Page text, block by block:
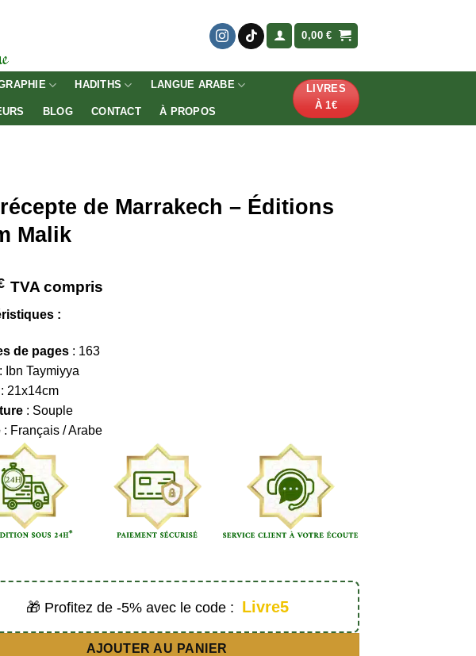
0,00€
HADITHS LANGUE ARABE
BLOG CONTACT À PROPOS
LIVRES
À 1€
de Marrakech – Éditions
Malik
TVA compris
:
de pages : 163
: Ibn Taymiyya
: 21x14cm
: Souple
: Français / Arabe
🎁 Profitez de -5% avec le code : Livre5
AJOUTER AU PANIER